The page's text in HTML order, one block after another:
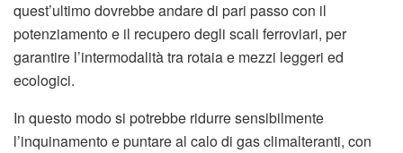
quest’ultimo dovrebbe andare di pari passo con il
potenziamento e il recupero degli scali ferroviari, per
garantire l’intermodalità tra rotaia e mezzi leggeri ed
ecologici.
In questo modo si potrebbe ridurre sensibilmente
l’inquinamento e puntare al calo di gas climalteranti, con